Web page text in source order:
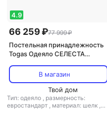
4.9
66 259 ₽77 999 ₽
Постельная принадлежность
Togas Одеяло СЕЛЕСТА
шелк,48%
хлопок,жаккард,20.04.17.0079
В магазин
Твой дом
Тип: одеяло , размерность:
евростандарт , материал: шелк ,